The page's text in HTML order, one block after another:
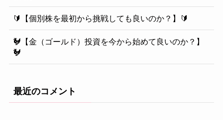
🔰【個別株を最初から挑戦しても良いのか？】🔰
🐓【金（ゴールド）投資を今から始めて良いのか？】
🐓
最近のコメント